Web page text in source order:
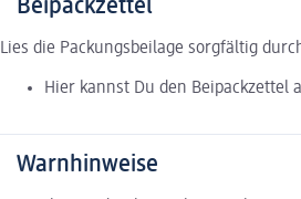
Beipackzettel
Lies die Packungsbeilage sorgfältig
Hier kannst Du den Beipackzettel
Warnhinweise